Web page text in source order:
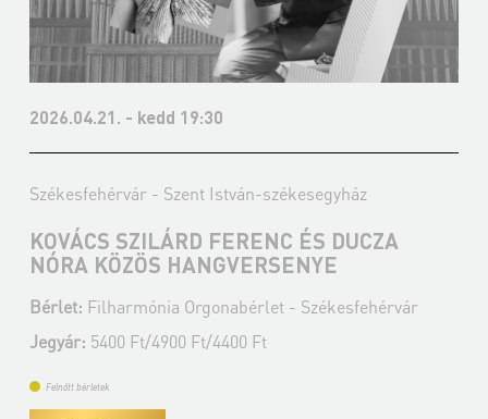
2026.04.21. - kedd 19:30
Székesfehérvár - Szent István-székesegyház
KOVÁCS SZILÁRD FERENC ÉS DUCZA
NÓRA KÖZÖS HANGVERSENYE
Bérlet: Filharmónia Orgonabérlet - Székesfehérvár
Jegyár: 5400 Ft/4900 Ft/4400 Ft
Felnőtt bérletek